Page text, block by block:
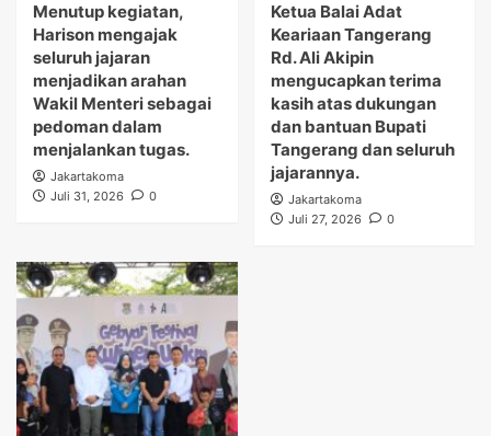
Menutup kegiatan,
Harison mengajak
seluruh jajaran
menjadikan arahan
Wakil Menteri sebagai
pedoman dalam
menjalankan tugas.
Jakartakoma
Juli 31, 2026
0
Ketua Balai Adat
Keariaan Tangerang
Rd. Ali Akipin
mengucapkan terima
kasih atas dukungan
dan bantuan Bupati
Tangerang dan seluruh
jajarannya.
Jakartakoma
Juli 27, 2026
0